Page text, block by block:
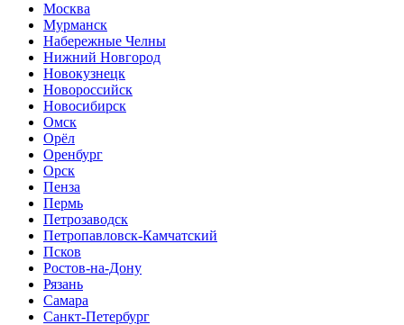
Москва
Мурманск
Набережные Челны
Нижний Новгород
Новокузнецк
Новороссийск
Новосибирск
Омск
Орёл
Оренбург
Орск
Пенза
Пермь
Петрозаводск
Петропавловск-Камчатский
Псков
Ростов-на-Дону
Рязань
Самара
Санкт-Петербург